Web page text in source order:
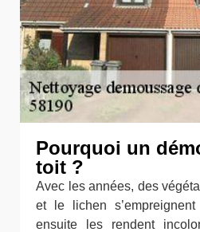
Pourquoi un
toit ?
Avec les années, des
et le lichen
ensuite les rendent